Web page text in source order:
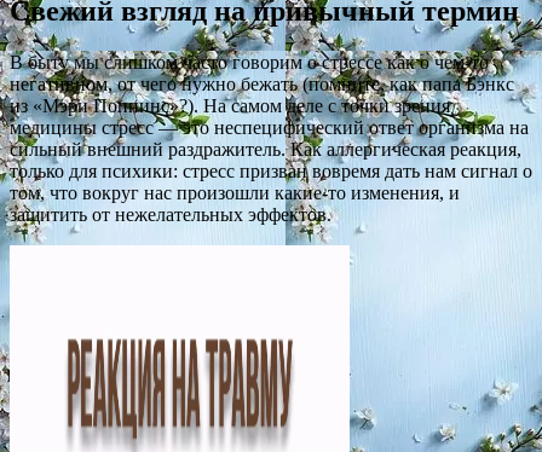
Свежий взгляд на привычный термин
В быту мы слишком часто говорим о стрессе как о чем-то
негативном, от чего нужно бежать (помните, как папа Бэнкс
из «Мэри Поппинс»?). На самом деле с точки зрения
медицины стресс — это неспецифический ответ организма на
сильный внешний раздражитель. Как аллергическая реакция,
только для психики: стресс призван вовремя дать нам сигнал о
том, что вокруг нас произошли какие-то изменения, и
защитить от нежелательных эффектов.